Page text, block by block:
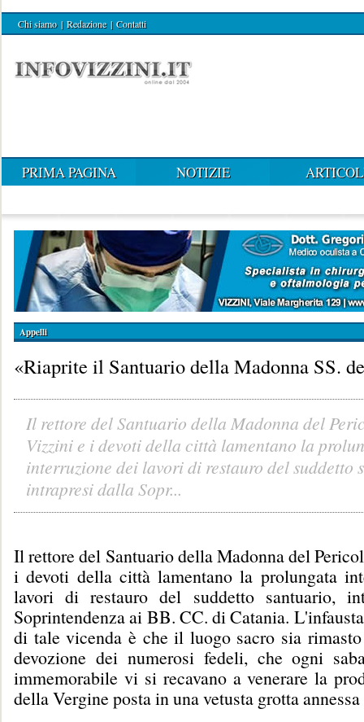
Chi siamo | Redazione | Contatti
PRIMA PAGINA NOTIZIE
Appelli
«Riaprite il Santuario della Madonna SS.
Il rettore del Santuario della Madonna del
Vizzini e i devoti della città lamentano la
interruzione dei lavori di restauro del suddetto
intrapresi dalla Sopr...
Il rettore del Santuario della Madonna del
i devoti della città lamentano la prolungata
lavori di restauro del suddetto santuario,
Soprintendenza ai BB. CC. di Catania.
di tale vicenda è che il luogo sacro sia
devozione dei numerosi fedeli, che ogni
immemorabile vi si recavano a venerare la
della Vergine posta in una vetusta grotta